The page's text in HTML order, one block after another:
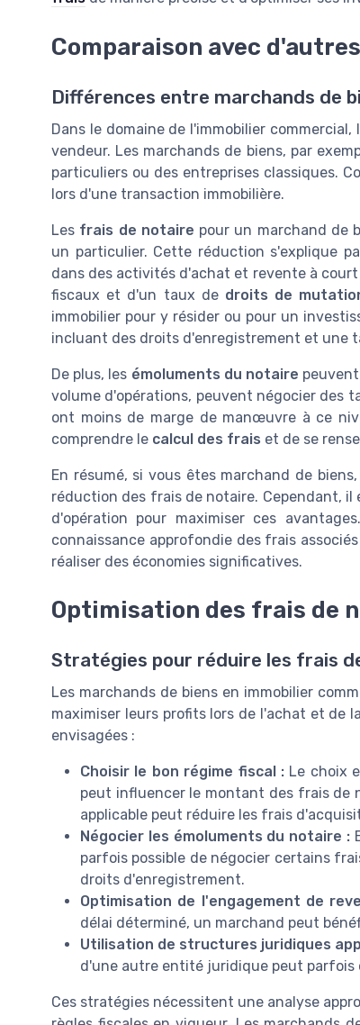
Comparaison avec
Différences entre marchands de
Dans le domaine de l'immobilier
vendeur. Les marchands de biens, par
particuliers ou des entreprises classiques.
lors d'une transaction immobilière.
Les frais de notaire pour un marchand de
un particulier. Cette réduction s'explique
dans des activités d'achat et revente à
fiscaux et d'un taux de droits de
immobilier pour y résider ou pour un
incluant des droits d'enregistrement et une
De plus, les émoluments du notaire
volume d'opérations, peuvent négocier des
ont moins de marge de manœuvre à ce
comprendre le calcul des frais et de se
En résumé, si vous êtes marchand de
réduction des frais de notaire. Cependant,
d'opération pour maximiser ces
connaissance approfondie des frais
réaliser des économies significatives.
Optimisation des frais de
Stratégies pour réduire les frais
Les marchands de biens en immobilier
maximiser leurs profits lors de l'achat et de
envisagées :
Choisir le bon régime fiscal : Le choix
peut influencer le montant des frais de
applicable peut réduire les frais
Négocier les émoluments du notaire :
parfois possible de négocier certains
droits d'enregistrement.
Optimisation de l'engagement de
délai déterminé, un marchand peut
Utilisation de structures juridiques
d'une autre entité juridique peut
Ces stratégies nécessitent une analyse